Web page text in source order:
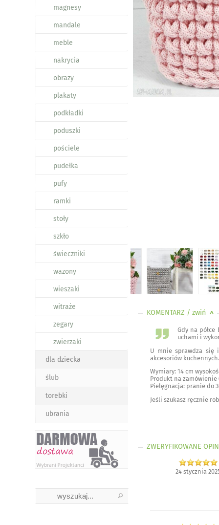
magnesy
mandale
meble
nakrycia
obrazy
plakaty
podkładki
poduszki
pościele
pudełka
pufy
ramki
stoły
szkło
świeczniki
wazony
wieszaki
witraże
zegary
zwierzaki
dla dziecka
ślub
torebki
ubrania
KOMENTARZ / zwiń <
Gdy na
uchami i
U mnie sprawdza się
akcesoriów
Wymiary: 14 cm
Produkt na zamówienie
Pielęgnacja: pranie do
Jeśli szukasz ręcznie
ZWERYFIKOWANE
24 stycznia